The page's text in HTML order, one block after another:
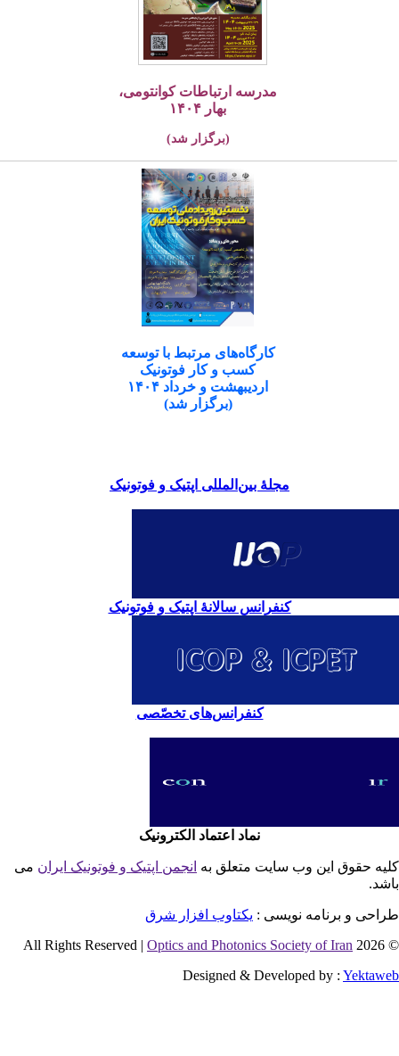
مدرسه ارتباطات کوانتومی،
بهار ۱۴۰۴
(برگزار شد)
کارگاه‌های مرتبط با توسعه
کسب و کار فوتونیک
اردیبهشت و خرداد ۱۴۰۴
(برگزار شد)
مجلۀ بین‌المللی اپتیک و فوتونیک
کنفرانس سالانۀ اپتیک و فوتونیک
کنفرانس‌های تخصّصی
نماد اعتماد الکترونیک
حقوق این وب سایت متعلق بهانجمن اپتیک و فوتونیک ایران می
و برنامه نویسی : یکتاوب افزار شرق
©
Optics and Photonics Society of Iran
Designed & Developed by :